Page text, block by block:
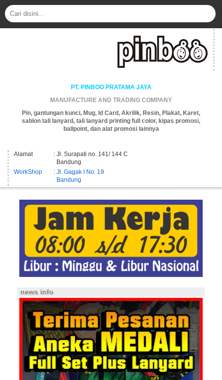
PT. PINBOO PRATAMA JAYA
MANUFACTURE AND TRADING COMPANY
Pin, gantungan kunci, Mug, Id Card, Akrilik, Resin, Plakat, Karet,
sablon tali lanyard, tali lanyard printing full color, kipas promosi,
ballpoint, dan alat promosi lainnya
Alamat
: Jl. Surapati no. 141/ 144 C
Bandung
WorkShop
: Jl. Gagak I No. 19
Bandung
news info